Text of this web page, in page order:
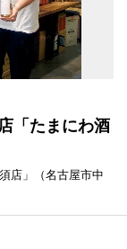
「たまにわ酒
店」（名古屋市中